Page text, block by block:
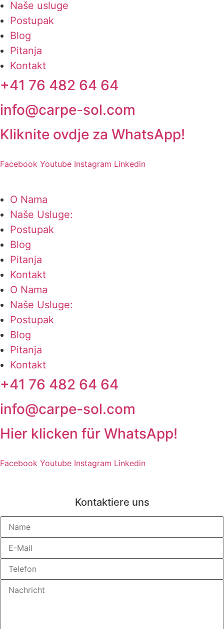
Naše usluge
Postupak
Blog
Pitanja
Kontakt
+41 76 482 64 64
info@carpe-sol.com
Kliknite ovdje za WhatsApp!
Facebook Youtube Instagram Linkedin
O Nama
Naše Usluge:
Postupak
Blog
Pitanja
Kontakt
O Nama
Naše Usluge:
Postupak
Blog
Pitanja
Kontakt
+41 76 482 64 64
info@carpe-sol.com
Hier klicken für WhatsApp!
Facebook Youtube Instagram Linkedin
Kontaktiere uns